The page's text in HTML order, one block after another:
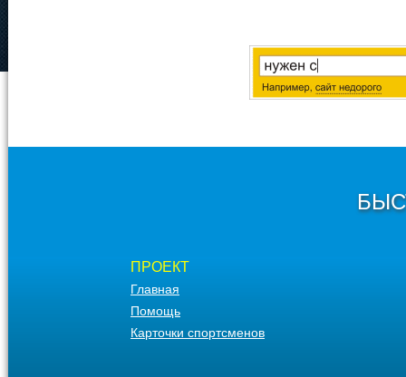
ПРОЕКТ
Главная
Помощь
Карточки спортсменов